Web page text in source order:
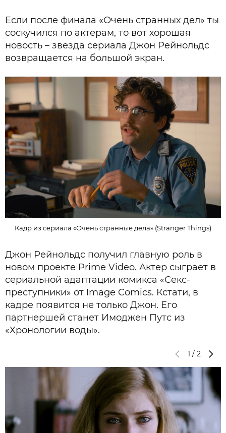
Если после финала «Очень странных дел» ты
соскучился по актерам, то вот хорошая
новость – звезда сериала Джон Рейнольдс
возвращается на большой экран.
Кадр из сериала «Очень странные дела» (Stranger Things)
Джон Рейнольдс получил главную роль в
новом проекте Prime Video. Актер сыграет в
сериальной адаптации комикса «Секс-
преступники» от Image Comics. Кстати, в
кадре появится не только Джон. Его
партнершей станет Имоджен Путс из
«Хронологии воды».
1 / 2